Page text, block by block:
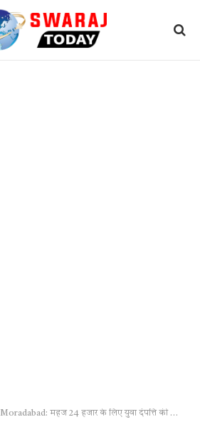
Moradabad: महज 24 हजार के लिए युवा दंपत्ति की चाकू से गोदकर हत्या, पल भर में अनाथ हो गए तीन मासूम बच्चे